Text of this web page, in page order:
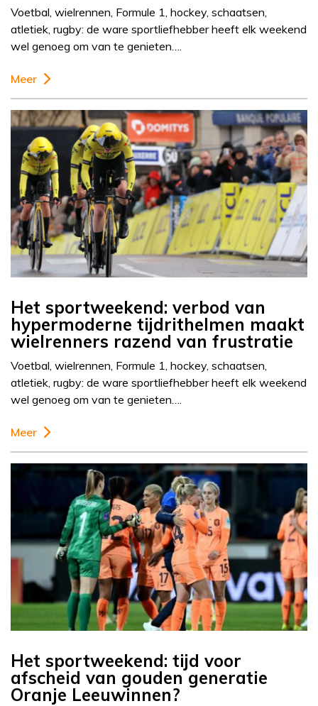
Voetbal, wielrennen, Formule 1, hockey, schaatsen,
atletiek, rugby: de ware sportliefhebber heeft elk weekend
wel genoeg om van te genieten….
Meer
Het sportweekend: verbod van
hypermoderne tijdrithelmen maakt
wielrenners razend van frustratie
Voetbal, wielrennen, Formule 1, hockey, schaatsen,
atletiek, rugby: de ware sportliefhebber heeft elk weekend
wel genoeg om van te genieten….
Meer
Het sportweekend: tijd voor
afscheid van gouden generatie
Oranje Leeuwinnen?